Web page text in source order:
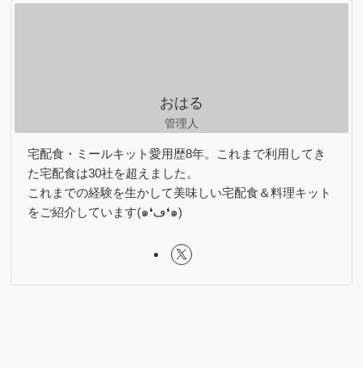
リ
おはる
管理人
宅配食・ミールキット愛用歴8年。これまで利用してき
た宅配食は30社を超えました。
これまでの経験を生かして美味しい宅配食＆料理キット
をご紹介しています(๑❛ڡ❛๑)